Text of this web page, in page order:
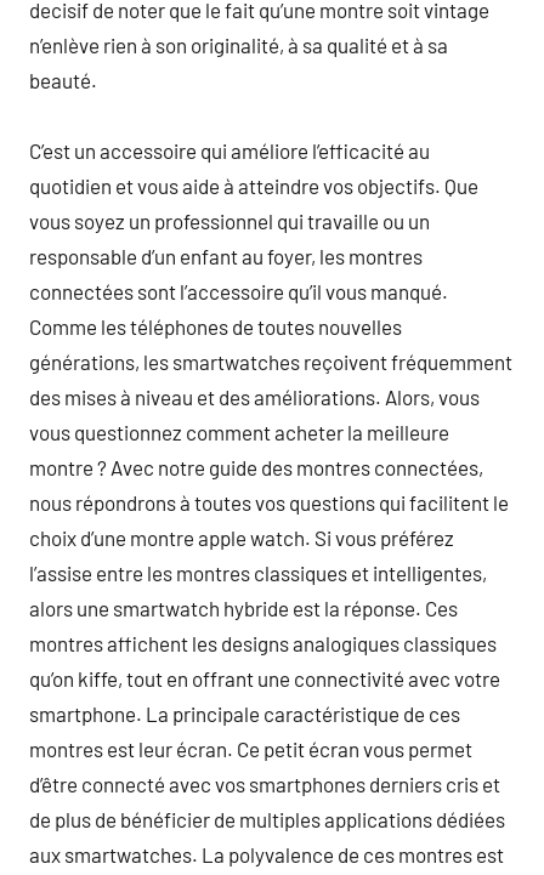
decisif de noter que le fait qu’une montre soit vintage
n’enlève rien à son originalité, à sa qualité et à sa
beauté.
C’est un accessoire qui améliore l’efficacité au
quotidien et vous aide à atteindre vos objectifs. Que
vous soyez un professionnel qui travaille ou un
responsable d’un enfant au foyer, les montres
connectées sont l’accessoire qu’il vous manqué.
Comme les téléphones de toutes nouvelles
générations, les smartwatches reçoivent fréquemment
des mises à niveau et des améliorations. Alors, vous
vous questionnez comment acheter la meilleure
montre ? Avec notre guide des montres connectées,
nous répondrons à toutes vos questions qui facilitent le
choix d’une montre apple watch. Si vous préférez
l’assise entre les montres classiques et intelligentes,
alors une smartwatch hybride est la réponse. Ces
montres affichent les designs analogiques classiques
qu’on kiffe, tout en offrant une connectivité avec votre
smartphone. La principale caractéristique de ces
montres est leur écran. Ce petit écran vous permet
d’être connecté avec vos smartphones derniers cris et
de plus de bénéficier de multiples applications dédiées
aux smartwatches. La polyvalence de ces montres est